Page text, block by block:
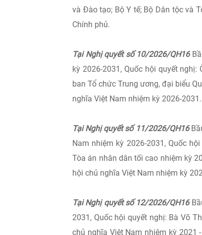
và Đào tạo; Bộ Y tế; Bộ Dân tộc và
Chính phủ.
Tại Nghị quyết số 10/2026/QH16
kỳ 2026-2031, Quốc hội quyết
ban Tổ chức Trung ương, đại biểu
nghĩa Việt Nam nhiệm kỳ 2026-2031.
Tại Nghị quyết số 11/2026/QH16
Nam nhiệm kỳ 2026-2031, Quốc
Tòa án nhân dân tối cao nhiệm kỳ
hội chủ nghĩa Việt Nam nhiệm kỳ
Tại Nghị quyết số 12/2026/QH16
2031, Quốc hội quyết nghị: Bà Võ
chủ nghĩa Việt Nam nhiệm kỳ 2021